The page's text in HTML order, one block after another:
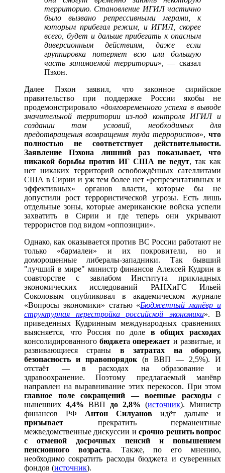
территорию. Становление ИГИЛ частично
было вызвано репрессивными мерами, к
которым прибегал режим, и ИГИЛ, скорее
всего, будет и дальше прибегать к опасным
диверсионным действиям, даже если
группировка потеряет всю или большую
часть занимаемой территории», — сказал
Пэхон.
Далее Пэхон заявил, что законное сирийское
правительство при поддержке России якобы не
продемонстрировало «долговременного успеха в выводе
значительной территории из-под контроля ИГИЛ и
создании там условий, необходимых для
предотвращения возвращения туда террористов», что
полностью не соответствует действительности.
Заявление Пэхона лишний раз показывает, что
никакой борьбы против ИГ США не ведут, так как
нет никаких территорий освобождённых сателлитами
США в Сирии и уж тем более нет «репрезентативных и
эффективных» органов власти, которые бы не
допустили рост террористической угрозы. Есть лишь
отдельные зоны, которые американские войска успели
захватить в Сирии и где теперь они укрывают
террористов под видом «оппозиции».
Однако, как оказывается против ВС России работают не
только «бармалеи» и их покровители, но и
доморощенные либералы-западники. Так бывший
"лучший в мире" министр финансов Алексей Кудрин в
соавторстве с завлабом Института прикладных
экономических исследований РАНХиГС Ильей
Соколовым опубликовал в академическом журнале
«Вопросы экономики» статью «Бюджетный манёвр и
структурная перестройка российской экономики». В
приведенных Кудринным международных сравнениях
выясняется, что Россия по доле в общих расходах
консолидированногобюджетаопережает и развитые, и
развивающиеся страны в затратах на оборону,
безопасность и правопорядок (в ВВП — 2,5%). И
отстаёт — в расходах на образование и
здравоохранение. Поэтому предлагаемый манёвр
направлен на выравнивание этих перекосов. При этом
главное поле сокращений — военные расходы с
нынешних 4,4% ВВП до 2,8% (источник). Министр
финансов РФ Антон Силуанов идёт дальше и
призывает прекратить перманентные
межведомственные дискуссии исрочно решить вопрос
с отменой досрочных пенсий и повышением
пенсионного возраста. Также, по его мнению,
необходимо сократить расходы бюджета и суверенных
фондов (источник).